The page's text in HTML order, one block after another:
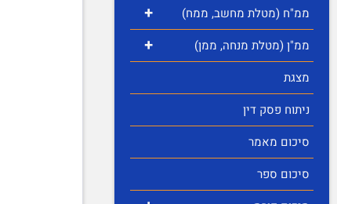
+ ממ"ח (מטלת מחשב, ממח)
+
ממ"ן (מטלת מנחה, ממן)
מצגת
ניתוח פסק דין
סיכום מאמר
סיכום ספר